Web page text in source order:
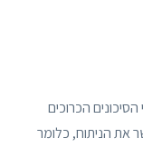
הכרוכים
את הניתוח, כלומר